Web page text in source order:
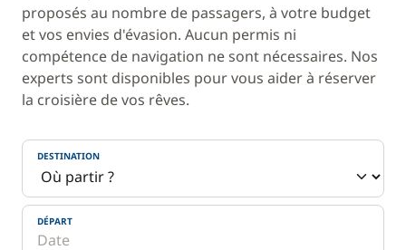
proposés au nombre de passagers, à votre budget
et vos envies d'évasion. Aucun permis ni
compétence de navigation ne sont nécessaires. Nos
experts sont disponibles pour vous aider à réserver
la croisière de vos rêves.
DESTINATION
DÉPART